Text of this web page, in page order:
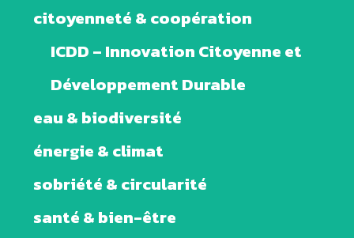
citoyenneté & coopération
ICDD – Innovation Citoyenne et
Développement Durable
eau & biodiversité
énergie & climat
sobriété & circularité
santé & bien-être